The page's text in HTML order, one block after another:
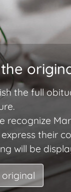
the full
recognize
their
will be